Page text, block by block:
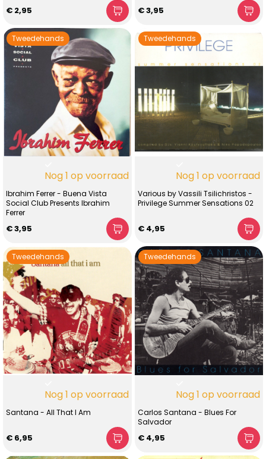
€ 2,95 € 3,95
Tweedehands
Nog 1 op voorraad
Ibrahim Ferrer - Buena Vista
Social Club Presents Ibrahim
Ferrer
€ 3,95
Tweedehands
Nog 1 op voorraad
Various by Vassili Tsilichristos -
Privilege Summer Sensations 02
€ 4,95
Tweedehands
Nog 1 op voorraad
Santana - All That I Am
€ 6,95
Tweedehands
Nog 1 op voorraad
Carlos Santana - Blues For
Salvador
€ 4,95